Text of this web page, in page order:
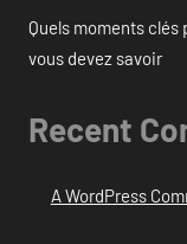
Quels moments clés
vous devez savoir
Recent
A WordPress